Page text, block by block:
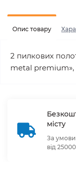
Опис товару
2 пилкових
metal premium»,
місту
За умови
від